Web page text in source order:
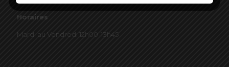
Horaires
Mardi au Vendredi 12h00-13h45